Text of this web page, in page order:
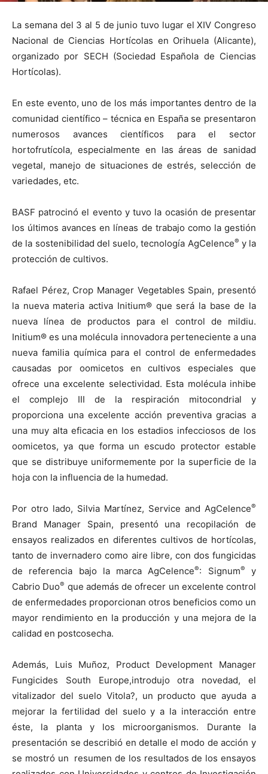
La semana del 3 al 5 de junio tuvo lugar el XIV Congreso
Nacional de Ciencias Hortícolas en Orihuela (Alicante),
organizado por SECH (Sociedad Española de Ciencias
Hortícolas).
En este evento, uno de los más importantes dentro de la
comunidad científico – técnica en España se presentaron
numerosos avances científicos para el sector
hortofrutícola, especialmente en las áreas de sanidad
vegetal, manejo de situaciones de estrés, selección de
variedades, etc.
BASF patrocinó el evento y tuvo la ocasión de presentar
los últimos avances en líneas de trabajo como la gestión
de la sostenibilidad del suelo, tecnología AgCelence® y la
protección de cultivos.
Rafael Pérez, Crop Manager Vegetables Spain, presentó
la nueva materia activa Initium® que será la base de la
nueva línea de productos para el control de mildiu.
Initium® es una molécula innovadora perteneciente a una
nueva familia química para el control de enfermedades
causadas por oomicetos en cultivos especiales que
ofrece una excelente selectividad. Esta molécula inhibe
el complejo III de la respiración mitocondrial y
proporciona una excelente acción preventiva gracias a
una muy alta eficacia en los estadios infecciosos de los
oomicetos, ya que forma un escudo protector estable
que se distribuye uniformemente por la superficie de la
hoja con la influencia de la humedad.
Por otro lado, Silvia Martínez, Service and AgCelence®
Brand Manager Spain, presentó una recopilación de
ensayos realizados en diferentes cultivos de hortícolas,
tanto de invernadero como aire libre, con dos fungicidas
de referencia bajo la marca AgCelence®: Signum®
y
Cabrio Duo® que además de ofrecer un excelente control
de enfermedades proporcionan otros beneficios como un
mayor rendimiento en la producción y una mejora de la
calidad en postcosecha.
Además, Luis Muñoz, Product Development Manager
Fungicides South Europe,introdujo otra novedad, el
vitalizador del suelo Vitola?, un producto que ayuda a
mejorar la fertilidad del suelo y a la interacción entre
éste, la planta y los microorganismos. Durante la
presentación se describió en detalle el modo de acción y
se mostró un resumen de los resultados de los ensayos